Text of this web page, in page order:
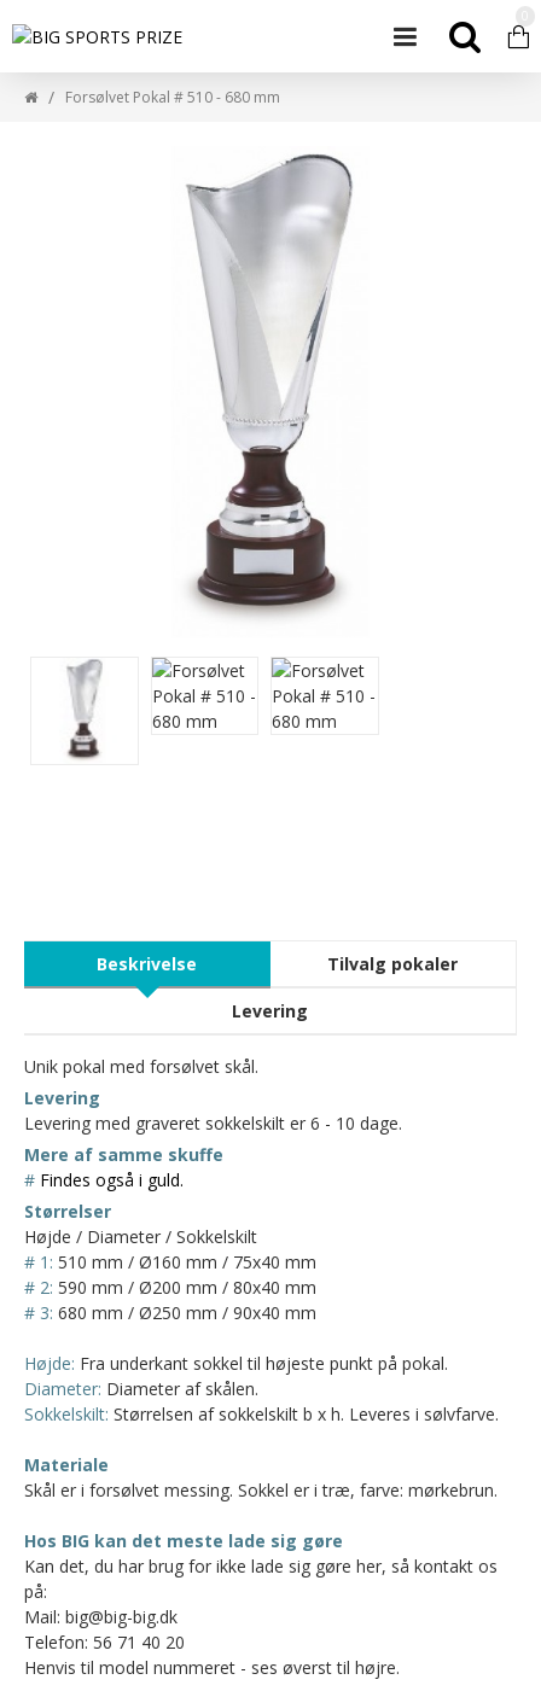
Forsølvet Pokal # 510 - 680 mm
Beskrivelse Tilvalg pokaler
Levering
Unik pokal med forsølvet skål.
Levering
Levering med graveret sokkelskilt er 6 - 10 dage.
Mere af samme skuffe
# Findes også i guld.
Størrelser
Højde / Diameter / Sokkelskilt
# 1: 510 mm / Ø160 mm / 75x40 mm
# 2: 590 mm / Ø200 mm / 80x40 mm
# 3: 680 mm / Ø250 mm / 90x40 mm
Højde: Fra underkant sokkel til højeste punkt på pokal.
Diameter: Diameter af skålen.
Sokkelskilt: Størrelsen af sokkelskilt b x h. Leveres i sølvfarve.
Materiale
Skål er i forsølvet messing. Sokkel er i træ, farve: mørkebrun.
Hos BIG kan det meste lade sig gøre
Kan det, du har brug for ikke lade sig gøre her, så kontakt os
på:
Mail: big@big-big.dk
Telefon: 56 71 40 20
Henvis til model nummeret - ses øverst til højre.